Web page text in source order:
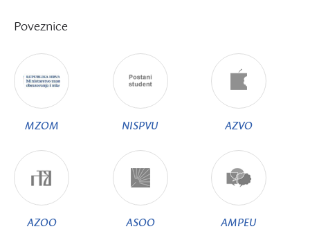
Poveznice
MZOM NISPVU AZVO
AZOO ASOO AMPEU